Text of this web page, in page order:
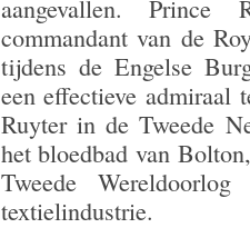
aangevallen. Prince
commandant van de
tijdens de Engelse
een effectieve admiraal
Ruyter in de Tweede
het bloedbad van
Tweede
textielindustrie.